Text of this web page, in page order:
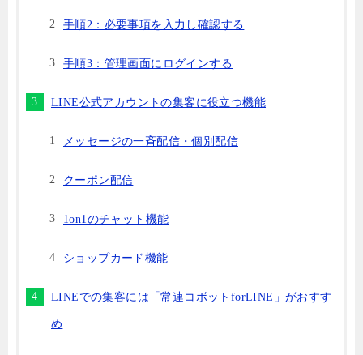
手順2：必要事項を入力し確認する
手順3：管理画面にログインする
LINE公式アカウントの集客に役立つ機能
メッセージの一斉配信・個別配信
クーポン配信
1on1のチャット機能
ショップカード機能
LINEでの集客には「常連コボットforLINE」がおすす
め